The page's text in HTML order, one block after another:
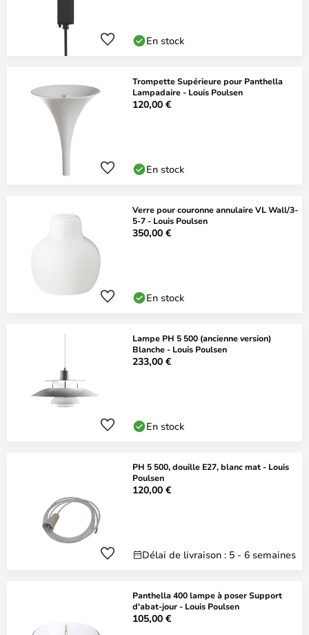
En stock
Trompette Supérieure pour Panthella
Lampadaire - Louis Poulsen
120,00 €
En stock
Verre pour couronne annulaire VL Wall/3-
5-7 - Louis Poulsen
350,00 €
En stock
Lampe PH 5 500 (ancienne version)
Blanche - Louis Poulsen
233,00 €
En stock
PH 5 500, douille E27, blanc mat - Louis
Poulsen
120,00 €
Délai de livraison : 5 - 6 semaines
Panthella 400 lampe à poser Support
d'abat-jour - Louis Poulsen
105,00 €